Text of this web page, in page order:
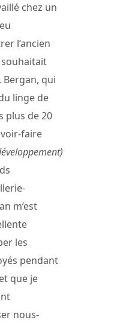
chez un
l’ancien
qui
linge de
plus de 20
faire
m’est
les
pendant
que je
nous-